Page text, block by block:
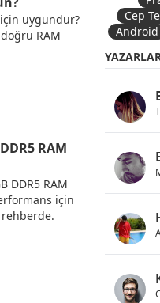
için uygundur?
RAM
RAM
DDR5 RAM
için
Cep
Android